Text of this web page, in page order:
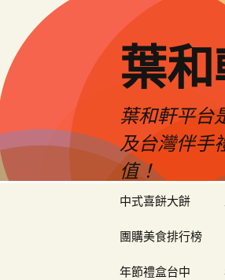
葉
葉和軒平台
及台灣伴手
值！
中式喜餅大餅
團購美食排行榜
年節禮盒台中